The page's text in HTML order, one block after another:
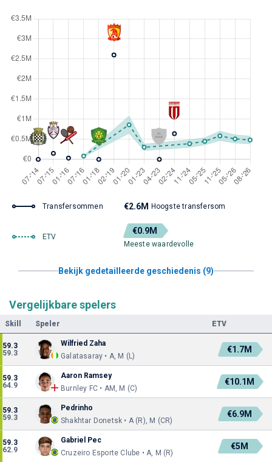
Transfersommen €2.6M Hoogste transfersom
ETV
€0.9M
Meeste waardevolle
Bekijk gedetailleerde geschiedenis (9)
Vergelijkbare spelers
Skill Speler ETV
59.3
59.3
Wilfried Zaha
Galatasaray • A, M (L)
€1.7M
59.3
64.9
Aaron Ramsey
Burnley FC • AM, M (C)
€10.1M
59.3
59.3
Pedrinho
Shakhtar Donetsk • A (R), M (CR)
€6.9M
59.3
62.9
Gabriel Pec
Cruzeiro Esporte Clube • A, M (R)
€5M